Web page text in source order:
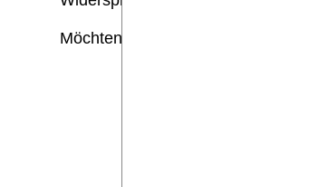
Möchten Sie von Ihrem